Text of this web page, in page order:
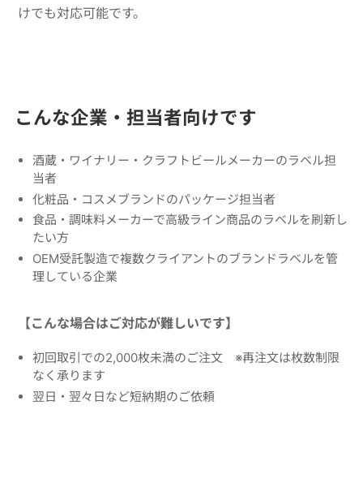
けでも対応可能です。
こんな企業・担当者向けです
酒蔵・ワイナリー・クラフトビールメーカーのラベル担
当者
化粧品・コスメブランドのパッケージ担当者
食品・調味料メーカーで高級ライン商品のラベルを刷新し
たい方
OEM受託製造で複数クライアントのブランドラベルを管
理している企業
【こんな場合はご対応が難しいです】
初回取引での2,000枚未満のご注文 ※再注文は枚数制限
なく承ります
翌日・翌々日など短納期のご依頼